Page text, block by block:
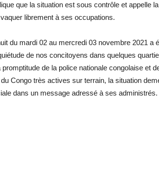
que la situation est sous contrôle et appelle
librement à ses occupations.
du mardi 02 au mercredi 03 novembre 2021 a
de nos concitoyens dans quelques
de la police nationale congolaise et
Congo très actives sur terrain, la situation
dans un message adressé à ses administrés.